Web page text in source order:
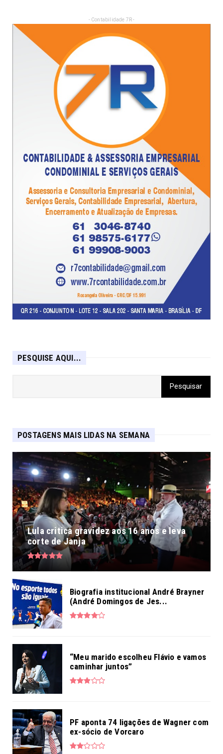
- Contabilidade 7R -
PESQUISE AQUI...
POSTAGENS MAIS LIDAS NA SEMANA
Lula critica gravidez aos 16 anos e leva
corte de Janja
Biografia institucional André Brayner
(André Domingos de Jes...
“Meu marido escolheu Flávio e vamos
caminhar juntos”
PF aponta 74 ligações de Wagner com
ex-sócio de Vorcaro